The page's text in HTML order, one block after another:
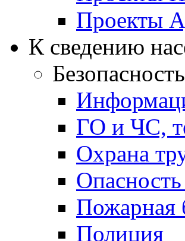
Проекты
К сведению
Безопасность
ГО и ЧС,
Охрана
Опасность
Пожарная
Полиция